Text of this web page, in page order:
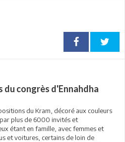
du congrès d'Ennahdha
du Kram, décoré aux couleurs
plus de 6000 invités et
étant en famille, avec femmes et
et voitures, certains de loin de